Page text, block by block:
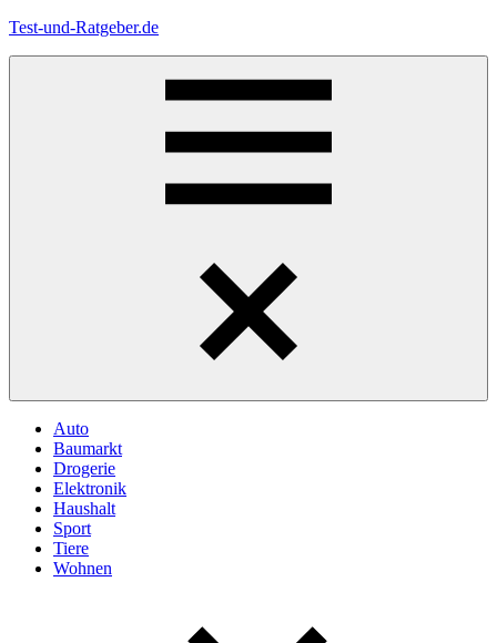
Zum
Test-und-Ratgeber.de
Auto
Baumarkt
Drogerie
Elektronik
Haushalt
Sport
Tiere
Wohnen